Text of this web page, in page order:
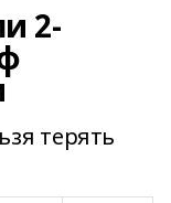
2-
терять